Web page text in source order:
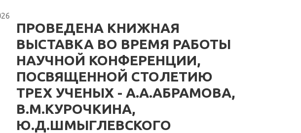
ПРОВЕДЕНА КНИЖНАЯ
ВЫСТАВКА ВО ВРЕМЯ РАБОТЫ
НАУЧНОЙ КОНФЕРЕНЦИИ,
ПОСВЯЩЕННОЙ СТОЛЕТИЮ
ТРЕХ УЧЕНЫХ - А.А.АБРАМОВА,
В.М.КУРОЧКИНА,
Ю.Д.ШМЫГЛЕВСКОГО